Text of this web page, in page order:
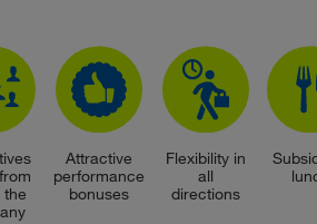
the
Attractive
performance
bonuses
Flexibility in
all
directions